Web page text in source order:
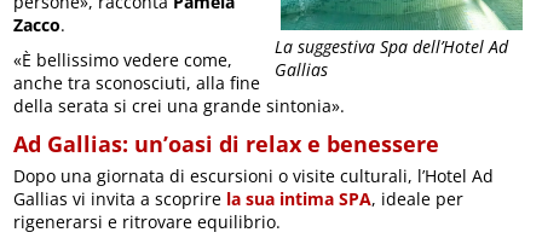
La suggestiva Spa dell’Hotel Ad
Gallias
Zacco.
«È bellissimo vedere come,
anche tra sconosciuti, alla fine
della serata si crei una grande sintonia».
Ad Gallias: un’oasi di relax e benessere
Dopo una giornata di escursioni o visite culturali, l’Hotel Ad
Gallias vi invita a scoprire la sua intima SPA, ideale per
rigenerarsi e ritrovare equilibrio.